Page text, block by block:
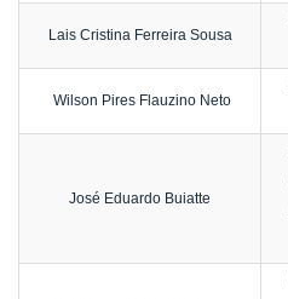
Lais Cristina Ferreira Sousa
Wilson Pires Flauzino Neto
José Eduardo Buiatte